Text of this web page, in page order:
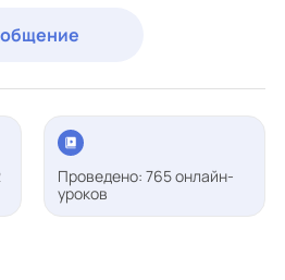
Проведено: 765 онлайн-
уроков